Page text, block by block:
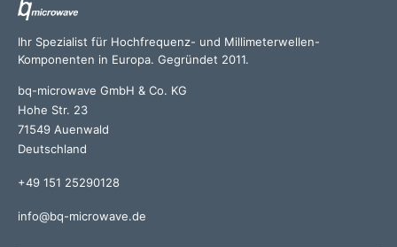
Ihr Spezialist für Hochfrequenz- und Millimeterwellen-
Komponenten in Europa. Gegründet 2011.
bq-microwave GmbH & Co. KG
Hohe Str. 23
71549 Auenwald
Deutschland
+49 151 25290128
info@bq-microwave.de